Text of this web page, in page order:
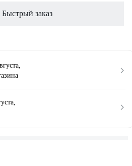
Быстрый заказ